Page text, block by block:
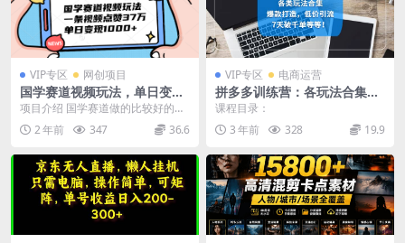
VIP专区 网创项目
国学赛道视频玩法，单日变现
1000+，一条视频点赞37万
项目介绍 国学赛道做的比较好的已
经变现了5万多了，就纯卖帖子。这
类的视频为何播放...
2 年前 347 36.6
VIP专区 电商运营
拼多多训练营：各玩法合集，
爆款打造，低价引流，7天破
千单等等
课程目录：
3 年前
328 19.9